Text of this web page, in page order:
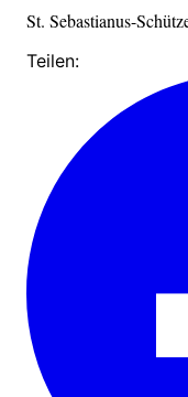
St. Sebastianus-
Teilen: